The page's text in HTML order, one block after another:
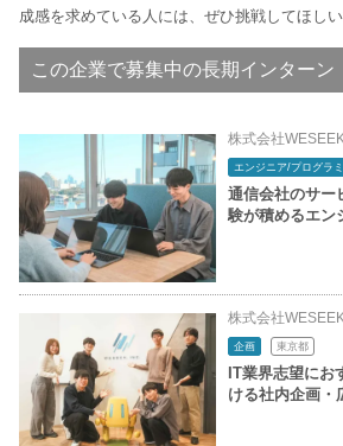
成感を求めている人には、ぜひ挑戦してほしい
この企業で募集中の長期インターン
株式会社
エンジニア/プログラ
通信会社のサー
験が積めるエン
株式会社
企画 東京都
IT業界志望にお
ける社内企画・